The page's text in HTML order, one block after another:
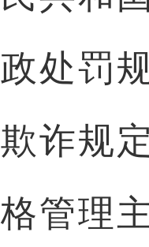
政处罚
欺诈规
格管理